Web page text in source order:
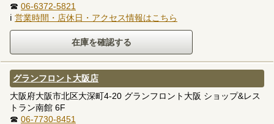
☎ 06-6372-5821
ℹ 営業時間・店休日・アクセス情報はこちら
グランフロント大阪店
大阪府大阪市北区大深町4-20 グランフロント大阪 ショップ&レス
トラン南館 6F
☎ 06-7730-8451